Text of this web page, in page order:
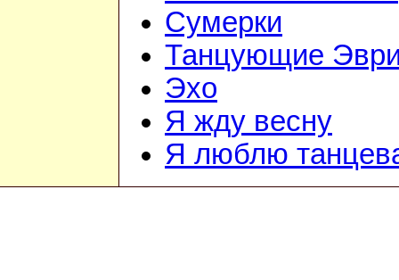
Сумерки
Танцующие
Эхо
Я жду весну
Я люблю